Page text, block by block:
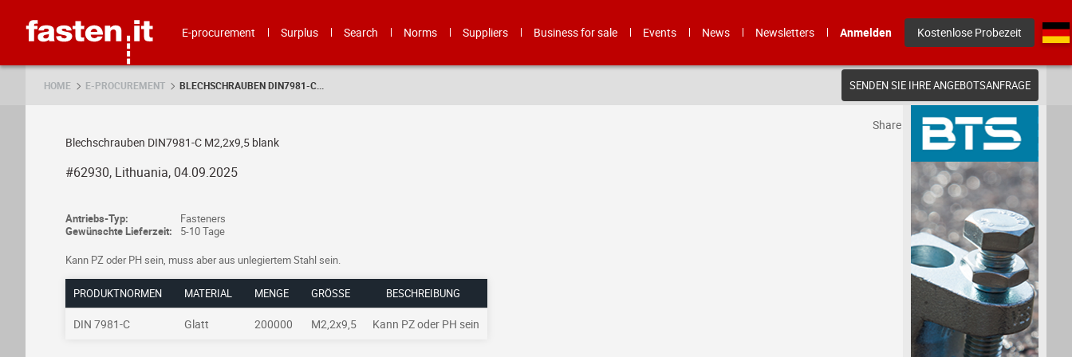
E-procurement Surplus Search Norms Suppliers Business for sale Events News Newsletters Anmelden Kostenlose Probezeit
HOME E-PROCUREMENT BLECHSCHRAUBEN DIN7981-C... SENDEN SIE IHRE ANGEBOTSANFRAGE
Blechschrauben DIN7981-C M2,2x9,5 blank
#62930, Lithuania, 04.09.2025
Antriebs-Typ:
Fasteners
Gewünschte Lieferzeit:
5-10 Tage
Kann PZ oder PH sein, muss aber aus unlegiertem Stahl sein.
PRODUKTNORMEN MATERIAL MENGE GRÖSSE BESCHREIBUNG
DIN 7981-C Glatt 200000 M2,2x9,5 Kann PZ oder PH sein
Share